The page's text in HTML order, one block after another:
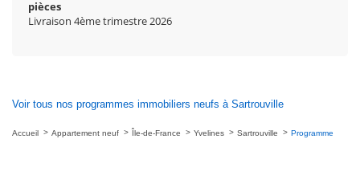
pièces
Livraison 4ème trimestre 2026
Voir tous nos programmes immobiliers neufs à Sartrouville
Accueil Appartement neuf Île-de-France Yvelines Sartrouville Programme